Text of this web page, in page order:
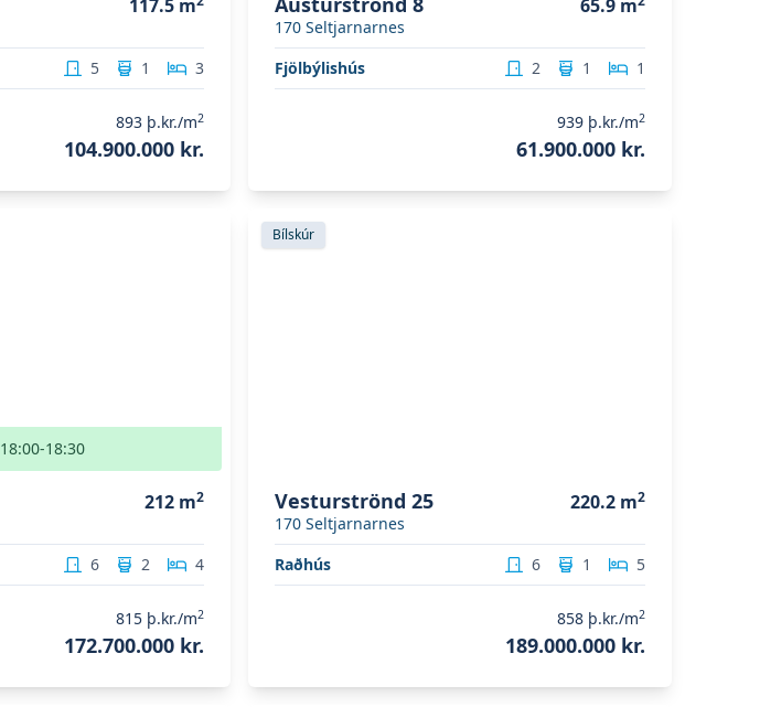
117.5 m
5 1 3
893 þ.kr./m2
104.900.000 kr.
170 Seltjarnarnes
65.9 m
Fjölbýlishús 2 1 1
939 þ.kr./m2
61.900.000 kr.
18:00-18:30
212 m2
6 2 4
815 þ.kr./m2
172.700.000 kr.
Skoða eignina
Bílskúr
Vesturströnd 25
170 Seltjarnarnes
220.2 m2
Raðhús 6 1 5
858 þ.kr./m2
189.000.000 kr.